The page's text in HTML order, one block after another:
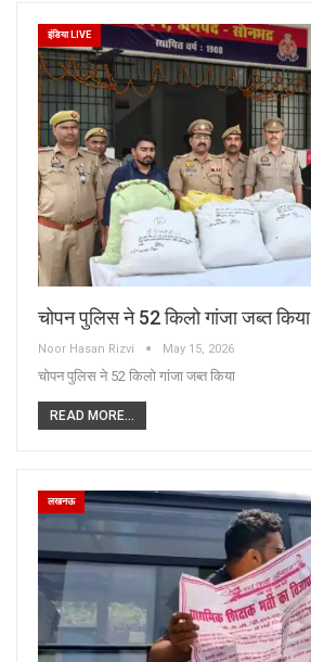
इंडिया LIVE
चोपन पुलिस ने 52 किलो गांजा जब्त किया
Noor Hasan Rizvi May 15, 2026
चोपन पुलिस ने 52 किलो गांजा जब्त किया
READ MORE...
लखनऊ